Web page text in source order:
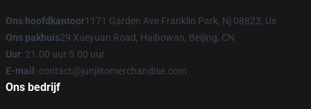
Ons hoofdkantoor1171 Garden Ave Franklin Park, Nj 08823, Us
Ons pakhuis29 Xueyuan Road, Haibowan, Beijing, CN
Uur: 21.00 uur 5.00 uur
E-mail : contact@junjiitomerchandise.com
Ons bedrijf